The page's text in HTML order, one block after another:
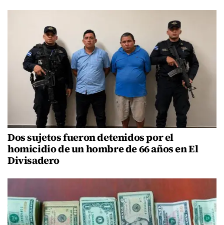
Dos sujetos fueron detenidos por el
homicidio de un hombre de 66 años en El
Divisadero